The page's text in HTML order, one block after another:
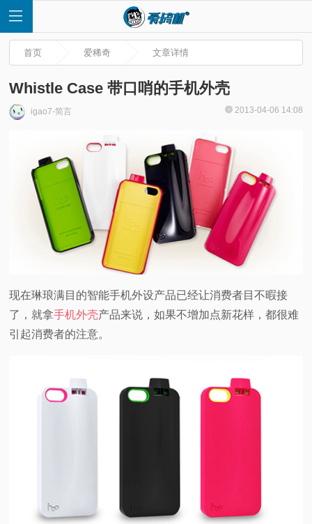
测
视
首页 爱稀奇 文章详情
Whistle Case 带口哨的手机外壳
igao7-简言 2013-04-06 14:08
现在琳琅满目的智能手机外设产品已经让消费者目不暇接
了，就拿手机外壳产品来说，如果不增加点新花样，都很难
引起消费者的注意。